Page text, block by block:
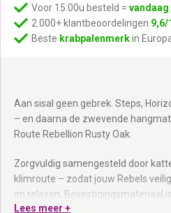
Aan sisal geen gebrek. Steps,
– en daarna de zwevende
Route Rebellion Rusty Oak.
Zorgvuldig samengesteld door
klimroute – zodat jouw Rebels
en relaxen. Bevestigingsmateriaal
hangmatten zijn uitwasbaar dankzij
Lees meer +
€374,-.€319,-.
Voor 15:00u besteld = vandaag
2.000+ klantbeoordelingen 9,6/
Beste krabpalenmerkin